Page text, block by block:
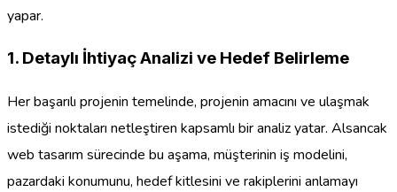
yapar.
1. Detaylı İhtiyaç Analizi ve Hedef Belirleme
Her başarılı projenin temelinde, projenin amacını ve ulaşmak
istediği noktaları netleştiren kapsamlı bir analiz yatar. Alsancak
web tasarım sürecinde bu aşama, müşterinin iş modelini,
pazardaki konumunu, hedef kitlesini ve rakiplerini anlamayı